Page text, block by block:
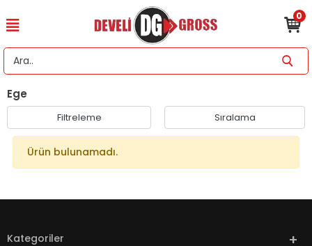
0
Ege
Filtreleme Sıralama
Ürün bulunamadı.
Kategoriler